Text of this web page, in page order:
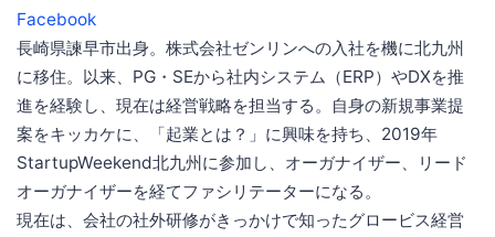
Facebook
長崎県諫早市出身。株式会社ゼンリンへの入社を機に北九州
に移住。以来、PG・SEから社内システム（ERP）やDXを推
進を経験し、現在は経営戦略を担当する。自身の新規事業提
案をキッカケに、「起業とは？」に興味を持ち、2019年
StartupWeekend北九州に参加し、オーガナイザー、リード
オーガナイザーを経てファシリテーターになる。
現在は、会社の社外研修がきっかけで知ったグロービス経営